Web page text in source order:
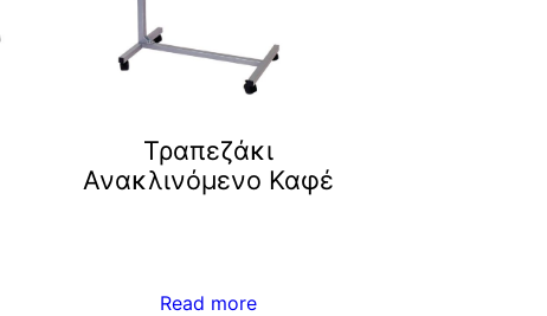
Τραπεζάκι
Ανακλινόμενο Καφέ
Read more